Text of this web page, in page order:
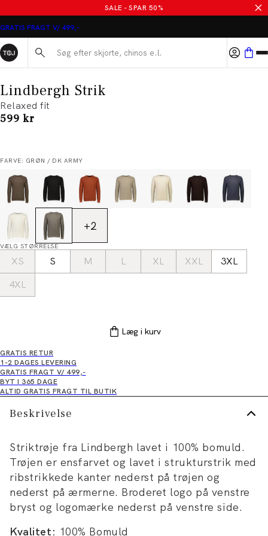
SALE - SPAR 50%
GRATIS FRAGT V/ 499,-
Søg her...
Lindbergh Strik
Relaxed fit
I alt (inkl. rabat)
599 kr
FARVE: GRØN / DK ARMY
+2
VÆLG STØRRELSE
XS S M L XL XXL
3XL
4XL
Læg i kurv
GRATIS RETUR
1-2 DAGES LEVERING
GRATIS FRAGT V/ 499,-
BYT I 365 DAGE
ALTID GRATIS FRAGT TIL BUTIK
Beskrivelse
Striktrøje fra Lindbergh lavet i 100% bomuld.
Trøjen er ensfarvet og lavet i strukturstrik med
ribstrikkede kanter nederst på trøjen og
nederst på ærmerne. Broderet logo på venstre
bryst og logomærke nederst på venstre side.
Kvalitet: 100% Bomuld